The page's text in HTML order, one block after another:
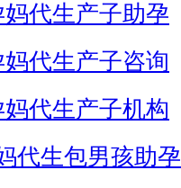
妈代生产子助孕
妈代生产子咨询
妈代生产子机构
代生包男孩助孕